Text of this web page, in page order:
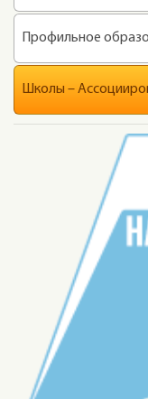
Профильное
Школы –